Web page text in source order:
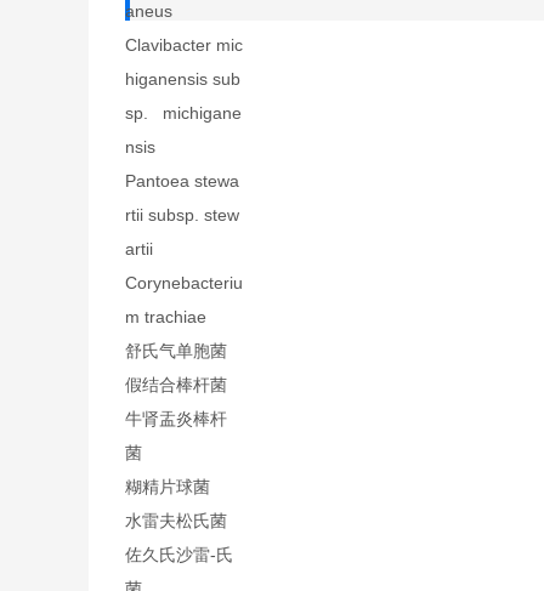
aneus
Clavibacter mic
higanensis sub
sp. michigane
nsis
Pantoea stewa
rtii subsp. stew
artii
Corynebacteriu
m trachiae
舒氏气单胞菌
假结合棒杆菌
牛肾盂炎棒杆
菌
糊精片球菌
水雷夫松氏菌
佐久氏沙雷-氏